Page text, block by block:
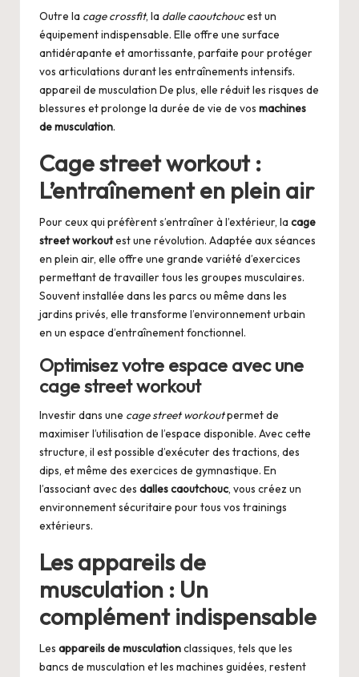
Outre la cage crossfit, la dalle caoutchoucest un
équipement indispensable. Elle offre une surface
antidérapante et amortissante, parfaite pour protéger
vos articulations durant les entraînements intensifs.
appareil de musculation De plus, elle réduit les risques de
blessures et prolonge la durée de vie de vos machines
de musculation.
Cage street workout :
L’entraînement en plein air
Pour ceux qui préfèrent s’entraîner à l’extérieur, la cage
street workoutest une révolution. Adaptée aux séances
en plein air, elle offre une grande variété d’exercices
permettant de travailler tous les groupes musculaires.
Souvent installée dans les parcs ou même dans les
jardins privés, elle transforme l’environnement urbain
en un espace d’entraînement fonctionnel.
Optimisez votre espace avec une
cage street workout
Investir dans une cage street workoutpermet de
maximiser l’utilisation de l’espace disponible. Avec cette
structure, il est possible d’exécuter des tractions, des
dips, et même des exercices de gymnastique. En
l’associant avec des dalles caoutchouc, vous créez un
environnement sécuritaire pour tous vos trainings
extérieurs.
Les appareils de
musculation : Un
complément indispensable
Les appareils de musculationclassiques, tels que les
bancs de musculation et les machines guidées, restent